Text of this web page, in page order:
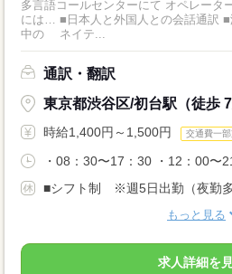
多言語コールセンターにて オペレーター業
には… ■日本人と外国人との会話通訳
中の ネイテ...
通訳・翻訳
東京都渋谷区/初台駅（徒歩 7
時給1,400円～1,500円 交通費一
・08：30〜17：30 ・12：00〜
■シフト制 ※週5日出勤（夜勤多
もっと見る
求人詳細を